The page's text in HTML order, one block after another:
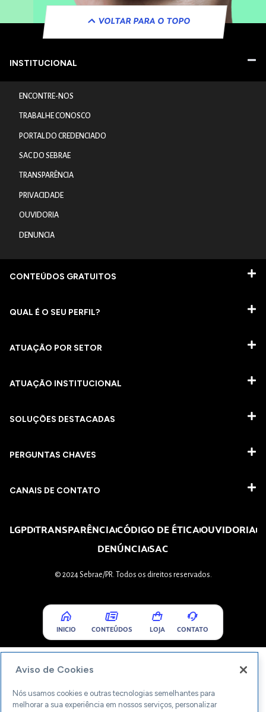
VOLTAR PARA O TOPO
INSTITUCIONAL
ENCONTRE-NOS
TRABALHE CONOSCO
PORTAL DO CREDENCIADO
SAC DO SEBRAE
TRANSPARÊNCIA
PRIVACIDADE
OUVIDORIA
DENUNCIA
CONTEÚDOS GRATUITOS
QUAL É O SEU PERFIL?
ATUAÇÃO POR SETOR
ATUAÇÃO INSTITUCIONAL
SOLUÇÕES DESTACADAS
PERGUNTAS CHAVES​
CANAIS DE CONTATO
LGPDTRANSPARÊNCIACÓDIGO DE ÉTICAOUVIDORIA
DENÚNCIASAC
© 2024 Sebrae/PR. Todos os direitos reservados.
INICIO CONTEÚDOS LOJA CONTATO
Aviso de Cookies
Nós usamos cookies e outras tecnologias semelhantes para
melhorar a sua experiência em nossos serviços, personalizar